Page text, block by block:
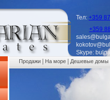
Тел: +359
+359
Skype:
Продажи На море Дешевые домы